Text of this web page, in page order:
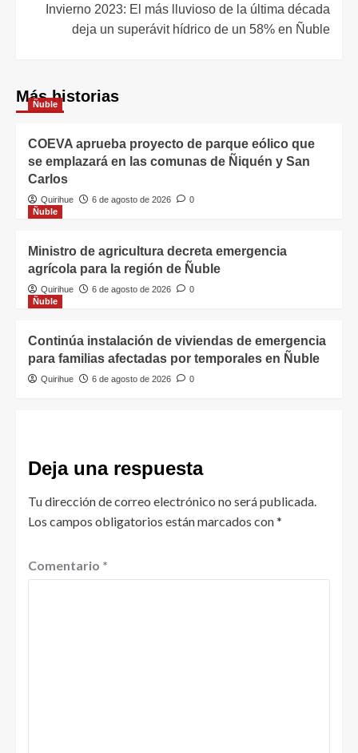
Invierno 2023: El más lluvioso de la última década
deja un superávit hídrico de un 58% en Ñuble
Más historias
Ñuble
COEVA aprueba proyecto de parque eólico que
se emplazará en las comunas de Ñiquén y San
Carlos
Quirihue 6 de agosto de 2026
0
Ñuble
Ministro de agricultura decreta emergencia
agrícola para la región de Ñuble
Quirihue 6 de agosto de 2026
0
Ñuble
Continúa instalación de viviendas de emergencia
para familias afectadas por temporales en Ñuble
Quirihue 6 de agosto de 2026 0
Deja una respuesta
Tu dirección de correo electrónico no será publicada.
Los campos obligatorios están marcados con*
Comentario *